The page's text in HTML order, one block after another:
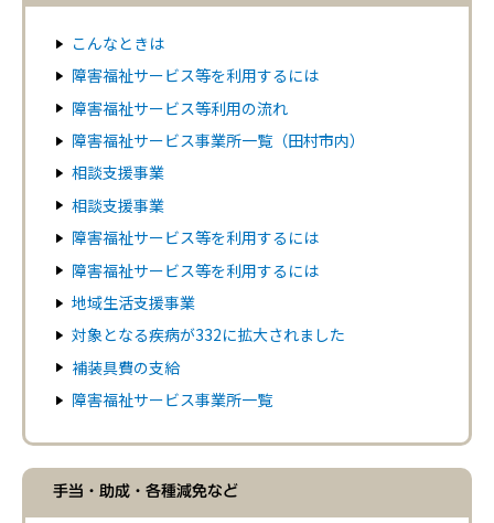
こんなときは
障害福祉サービス等を利用するには
障害福祉サービス等利用の流れ
障害福祉サービス事業所一覧（田村市内）
相談支援事業
相談支援事業
障害福祉サービス等を利用するには
障害福祉サービス等を利用するには
地域生活支援事業
対象となる疾病が332に拡大されました
補装具費の支給
障害福祉サービス事業所一覧
手当・助成・各種減免など